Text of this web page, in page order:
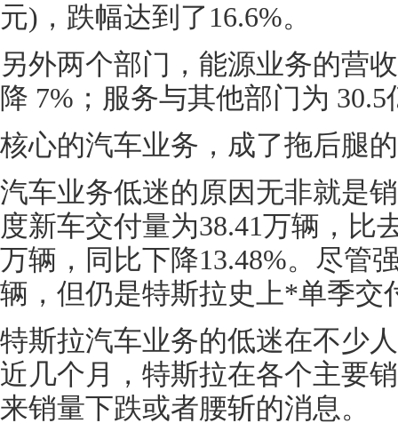
元)，跌幅达到了16.6%。
另外两个部门，能源业务的营
降 7%；服务与其他部门为
核心的汽车业务，成了拖后腿
汽车业务低迷的原因无非就是
度新车交付量为38.41万辆，比
万辆，同比下降13.48%。尽管
辆，但仍是特斯拉史上*单季交
特斯拉汽车业务的低迷在不少
近几个月，特斯拉在各个主要
来销量下跌或者腰斩的消息。